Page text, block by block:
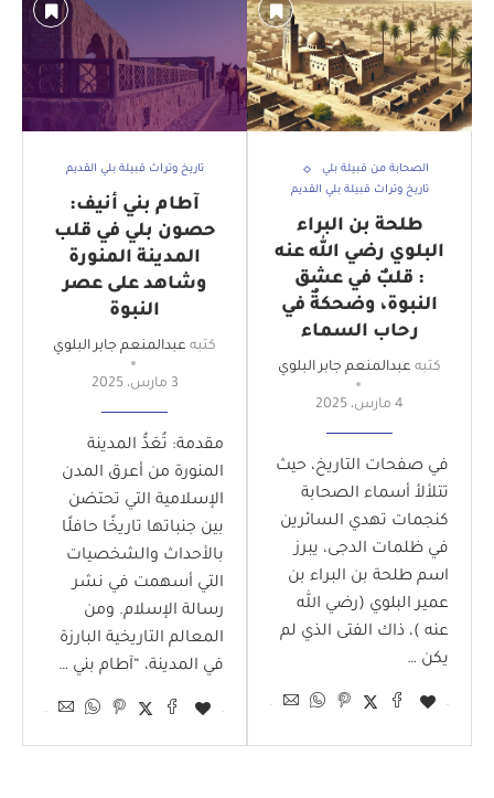
الصحابة من قبيلة بلي
تاريخ وتراث قبيلة بلي القديم
طلحة بن البراء
البلوي رضي الله عنه
: قلبٌ في عشق
النبوة، وضحكةٌ في
رحاب السماء
كتبه عبدالمنعم جابر البلوي
4 مارس، 2025
في صفحات التاريخ، حيث
تتلألأ أسماء الصحابة
كنجمات تهدي السائرين
في ظلمات الدجى، يبرز
اسم طلحة بن البراء بن
عمير البلوي (رضي الله
عنه )، ذاك الفتى الذي لم
يكن …
تاريخ وتراث قبيلة بلي القديم
آطام بني أنيف:
حصون بلي في قلب
المدينة المنورة
وشاهد على عصر
النبوة
كتبه عبدالمنعم جابر البلوي
3 مارس، 2025
مقدمة: تُعَدُّ المدينة
المنورة من أعرق المدن
الإسلامية التي تحتضن
بين جنباتها تاريخًا حافلًا
بالأحداث والشخصيات
التي أسهمت في نشر
رسالة الإسلام. ومن
المعالم التاريخية البارزة
في المدينة، “آطام بني …